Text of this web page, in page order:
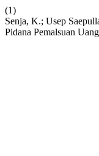
(1)
Senja, K.; Usep
Pidana Pemalsuan